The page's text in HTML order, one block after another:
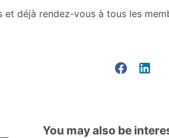
et déjà rendez-vous à tous les
You may also be